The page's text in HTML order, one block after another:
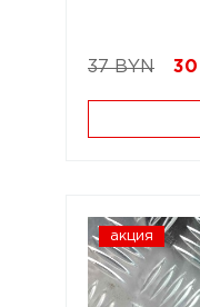
37 BYN 30
акция